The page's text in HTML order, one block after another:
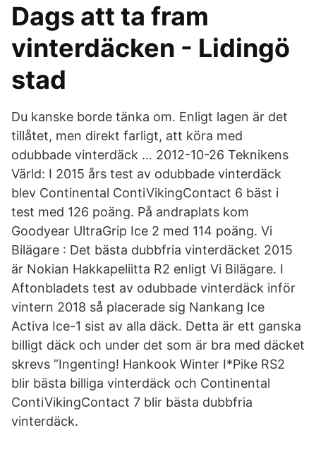
Dags att ta fram
vinterdäcken - Lidingö
stad
Du kanske borde tänka om. Enligt lagen är det
tillåtet, men direkt farligt, att köra med
odubbade vinterdäck … 2012-10-26 Teknikens
Värld: I 2015 års test av odubbade vinterdäck
blev Continental ContiVikingContact 6 bäst i
test med 126 poäng. På andraplats kom
Goodyear UltraGrip Ice 2 med 114 poäng. Vi
Bilägare : Det bästa dubbfria vinterdäcket 2015
är Nokian Hakkapeliitta R2 enligt Vi Bilägare. I
Aftonbladets test av odubbade vinterdäck inför
vintern 2018 så placerade sig Nankang Ice
Activa Ice-1 sist av alla däck. Detta är ett ganska
billigt däck och under det som är bra med däcket
skrevs ”Ingenting! Hankook Winter I*Pike RS2
blir bästa billiga vinterdäck och Continental
ContiVikingContact 7 blir bästa dubbfria
vinterdäck.